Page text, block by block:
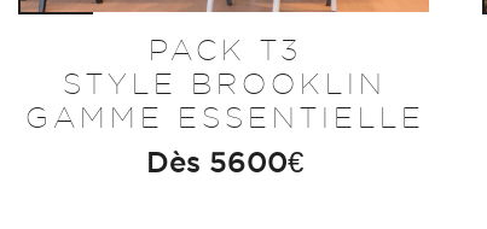
PACK T3
STYLE BROOKLIN
GAMME ESSENTIELLE
Dès 5600€